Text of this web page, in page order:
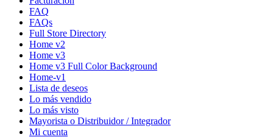
FAQ
FAQs
Full Store Directory
Home v2
Home v3
Home v3 Full Color Background
Home-v1
Lista de deseos
Lo más vendido
Lo más visto
Mayorista o Distribuidor / Integrador
Mi cuenta